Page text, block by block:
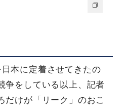
本に定着させてきたの
争をしている以上、記者
だけが「リーク」のおこ